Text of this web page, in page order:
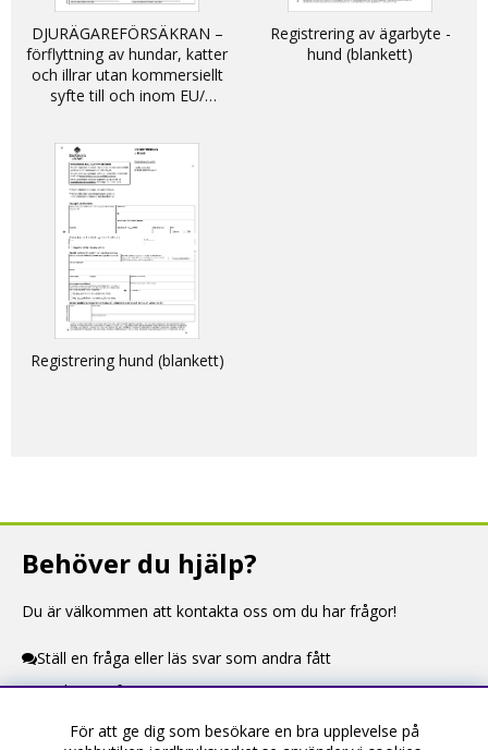
DJURÄGAREFÖRSÄKRAN –
förflyttning av hundar, katter
och illrar utan kommersiellt
syfte till och inom EU/
dogs, cats and ferrets into
and within the EU
Registrering av ägarbyte -
hund (blankett)
Registrering hund (blankett)
Behöver du hjälp?
Du är välkommen att kontakta oss om du har frågor!
Ställ en fråga eller läs svar som andra fått
Kontaktuppgifter
För att ge dig som besökare en bra upplevelse på